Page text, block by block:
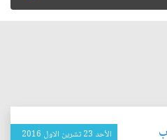
الأحد 23 تشرين الاول 2016